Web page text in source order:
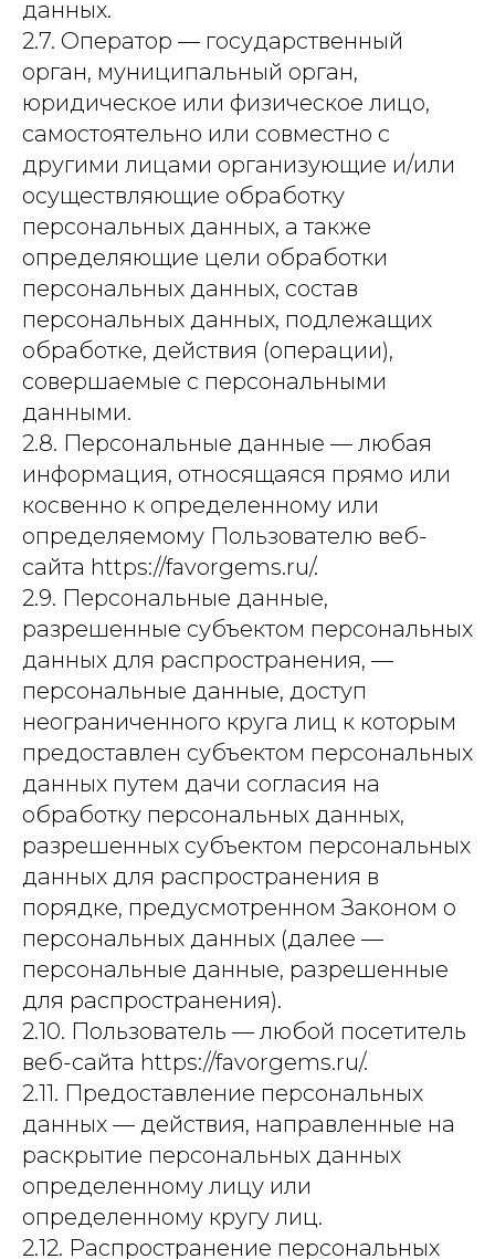
данных.
2.7. Оператор — государственный
орган, муниципальный орган,
юридическое или физическое лицо,
самостоятельно или совместно с
другими лицами организующие и/или
осуществляющие обработку
персональных данных, а также
определяющие цели обработки
персональных данных, состав
персональных данных, подлежащих
обработке, действия (операции),
совершаемые с персональными
данными.
2.8. Персональные данные — любая
информация, относящаяся прямо или
косвенно к определенному или
определяемому Пользователю веб-
сайта https://favorgems.ru/.
2.9. Персональные данные,
разрешенные субъектом персональных
данных для распространения, —
персональные данные, доступ
неограниченного круга лиц к которым
предоставлен субъектом персональных
данных путем дачи согласия на
обработку персональных данных,
разрешенных субъектом персональных
данных для распространения в
порядке, предусмотренном Законом о
персональных данных (далее —
персональные данные, разрешенные
для распространения).
2.10. Пользователь — любой посетитель
веб-сайта https://favorgems.ru/.
2.11. Предоставление персональных
данных — действия, направленные на
раскрытие персональных данных
определенному лицу или
определенному кругу лиц.
2.12. Распространение персональных